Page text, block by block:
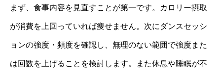
まず、食事内容を見直すことが第一です。カロリー摂取
が消費を上回っていれば痩せません。次にダンスセッシ
ョンの強度・頻度を確認し、無理のない範囲で強度また
は回数を上げることを検討します。また休息や睡眠が不